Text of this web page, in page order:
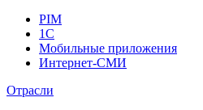
PIM
1C
Мобильные приложения
Интернет-СМИ
Отрасли